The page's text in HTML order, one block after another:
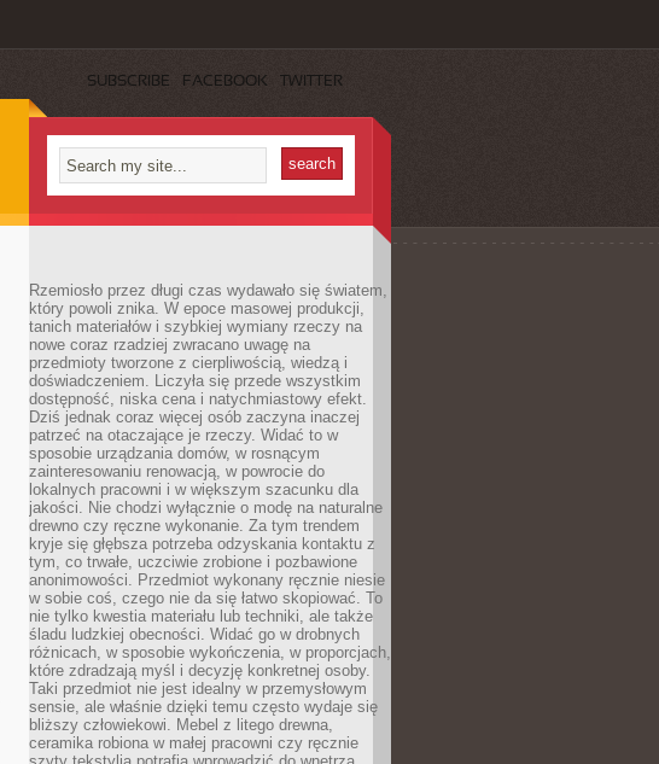
SUBSCRIBE FACEBOOK TWITTER
Rzemiosło przez długi czas wydawało się światem,
który powoli znika. W epoce masowej produkcji,
tanich materiałów i szybkiej wymiany rzeczy na
nowe coraz rzadziej zwracano uwagę na
przedmioty tworzone z cierpliwością, wiedzą i
doświadczeniem. Liczyła się przede wszystkim
dostępność, niska cena i natychmiastowy efekt.
Dziś jednak coraz więcej osób zaczyna inaczej
patrzeć na otaczające je rzeczy. Widać to w
sposobie urządzania domów, w rosnącym
zainteresowaniu renowacją, w powrocie do
lokalnych pracowni i w większym szacunku dla
jakości. Nie chodzi wyłącznie o modę na naturalne
drewno czy ręczne wykonanie. Za tym trendem
kryje się głębsza potrzeba odzyskania kontaktu z
tym, co trwałe, uczciwie zrobione i pozbawione
anonimowości. Przedmiot wykonany ręcznie niesie
w sobie coś, czego nie da się łatwo skopiować. To
nie tylko kwestia materiału lub techniki, ale także
śladu ludzkiej obecności. Widać go w drobnych
różnicach, w sposobie wykończenia, w proporcjach,
które zdradzają myśl i decyzję konkretnej osoby.
Taki przedmiot nie jest idealny w przemysłowym
sensie, ale właśnie dzięki temu często wydaje się
bliższy człowiekowi. Mebel z litego drewna,
ceramika robiona w małej pracowni czy ręcznie